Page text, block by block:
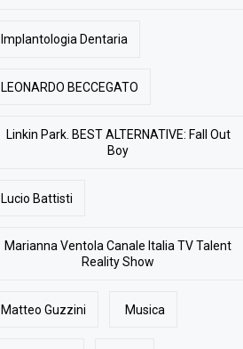
Implantologia Dentaria
LEONARDO BECCEGATO
Linkin Park. BEST ALTERNATIVE: Fall Out
Boy
Lucio Battisti
Marianna Ventola Canale Italia TV Talent
Reality Show
Matteo Guzzini Musica